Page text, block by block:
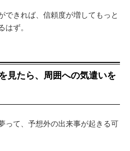
できれば、信頼度が増してもっと
ず。
見たら、周囲への気遣いを
って、予想外の出来事が起きる可